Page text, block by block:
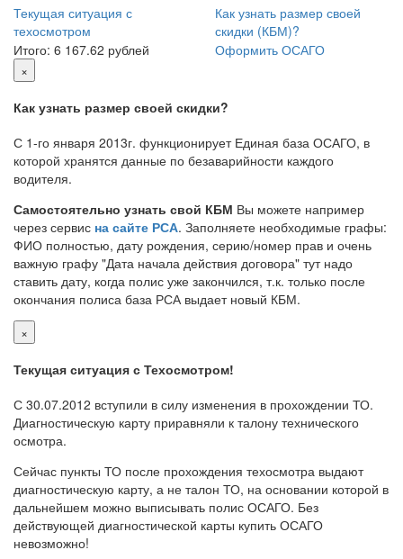
Текущая ситуация с
техосмотром
Как узнать размер своей
скидки (КБМ)?
Итого: 6 167.62 рублей
Оформить ОСАГО
×
Как узнать размер своей скидки?
С 1-го января 2013г. функционирует Единая база ОСАГО, в
которой хранятся данные по безаварийности каждого
водителя.
Самостоятельно узнать свой КБМ Вы можете например
через сервис на сайте РСА. Заполняете необходимые графы:
ФИО полностью, дату рождения, серию/номер прав и очень
важную графу "Дата начала действия договора" тут надо
ставить дату, когда полис уже закончился, т.к. только после
окончания полиса база РСА выдает новый КБМ.
×
Текущая ситуация с Техосмотром!
С 30.07.2012 вступили в силу изменения в прохождении ТО.
Диагностическую карту приравняли к талону технического
осмотра.
Сейчас пункты ТО после прохождения техосмотра выдают
диагностическую карту, а не талон ТО, на основании которой в
дальнейшем можно выписывать полис ОСАГО. Без
действующей диагностической карты купить ОСАГО
невозможно!